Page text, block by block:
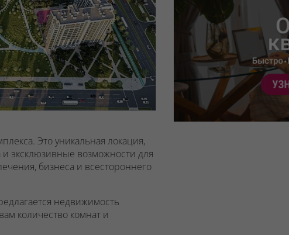
Это уникальная локация,
и эксклюзивные возможности для
бизнеса и всестороннего
недвижимость
количество комнат и